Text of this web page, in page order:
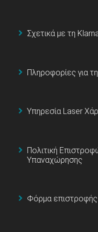
Σχετικά με τη
Πληροφορίες για
Υπηρεσία Laser
Πολιτική
Υπαναχώρησης
Φόρμα